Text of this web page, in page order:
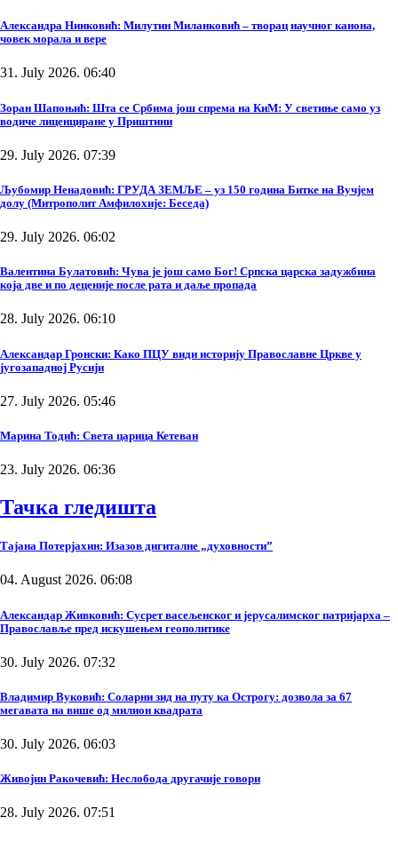
Александра Нинковић: Милутин Миланковић – творац научног канона,
човек морала и вере
31. July 2026. 06:40
Зоран Шапоњић: Шта се Србима још спрема на КиМ: У светиње само уз
водиче лиценциране у Приштини
29. July 2026. 07:39
Љубомир Ненадовић: ГРУДА ЗЕМЉЕ – уз 150 година Битке на Вучјем
долу (Митрополит Амфилохије: Беседа)
29. July 2026. 06:02
Валентина Булатовић: Чува је још само Бог! Српска царска задужбина
која две и по деценије после рата и даље пропада
28. July 2026. 06:10
Александар Гронски: Како ПЦУ види историју Православне Цркве у
југозападној Русији
27. July 2026. 05:46
Марина Тодић: Света царица Кетеван
23. July 2026. 06:36
Тачка гледишта
Тајана Потерјахин: Изазов дигиталне „духовности”
04. August 2026. 06:08
Александар Живковић: Сусрет васељенског и јерусалимског патријарха –
Православље пред искушењем геополитике
30. July 2026. 07:32
Владимир Вуковић: Соларни зид на путу ка Острогу: дозвола за 67
мегавата на више од милион квадрата
30. July 2026. 06:03
Живојин Ракочевић: Неслобода другачије говори
28. July 2026. 07:51